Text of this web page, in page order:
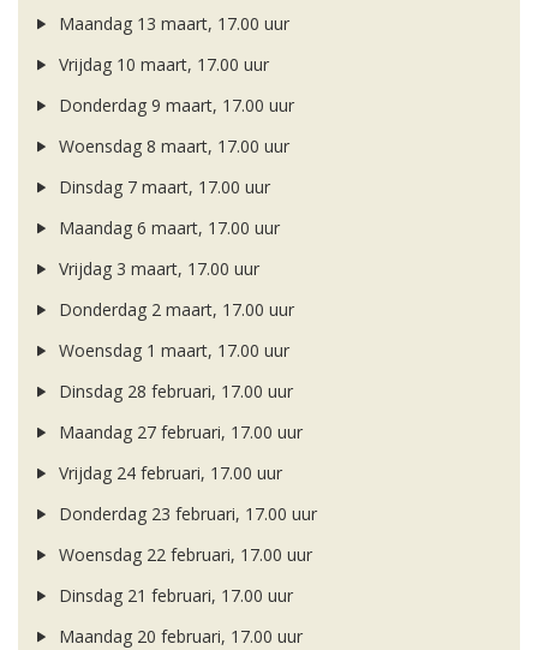
Maandag 13 maart, 17.00 uur
Vrijdag 10 maart, 17.00 uur
Donderdag 9 maart, 17.00 uur
Woensdag 8 maart, 17.00 uur
Dinsdag 7 maart, 17.00 uur
Maandag 6 maart, 17.00 uur
Vrijdag 3 maart, 17.00 uur
Donderdag 2 maart, 17.00 uur
Woensdag 1 maart, 17.00 uur
Dinsdag 28 februari, 17.00 uur
Maandag 27 februari, 17.00 uur
Vrijdag 24 februari, 17.00 uur
Donderdag 23 februari, 17.00 uur
Woensdag 22 februari, 17.00 uur
Dinsdag 21 februari, 17.00 uur
Maandag 20 februari, 17.00 uur